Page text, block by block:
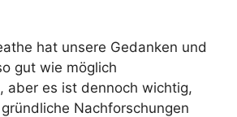
hat unsere Gedanken und
gut wie möglich
aber es ist dennoch wichtig,
Nachforschungen